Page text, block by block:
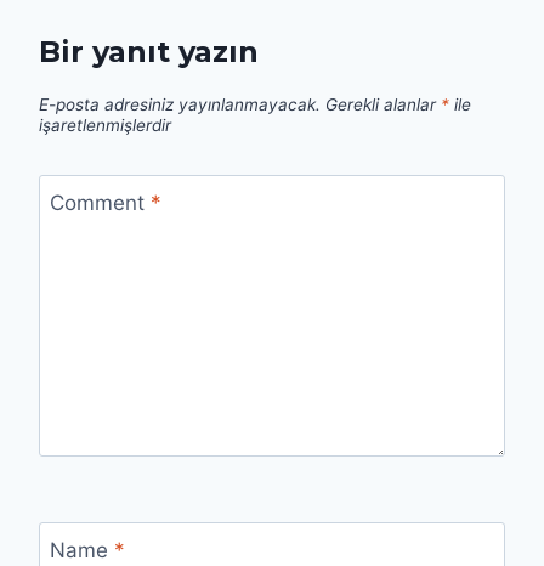
Bir yanıt yazın
E-posta adresiniz yayınlanmayacak. Gerekli alanlar * ile
işaretlenmişlerdir
Comment *
Name *